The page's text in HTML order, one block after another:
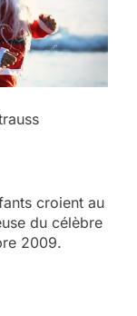
croient au
du célèbre
2009.